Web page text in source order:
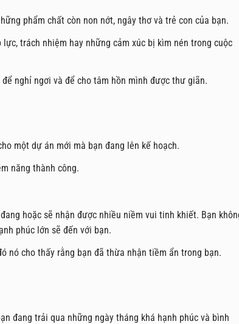
phẩm chất còn non nớt, ngây thơ và trẻ con của bạn.
trách nhiệm hay những cảm xúc bị kìm nén trong cuộc
nghỉ ngơi và để cho tâm hồn mình được thư giãn.
một dự án mới mà bạn đang lên kế hoạch.
năng thành công.
hoặc sẽ nhận được nhiều niềm vui tinh khiết. Bạn
phúc lớn sẽ đến với bạn.
nó cho thấy rằng bạn đã thừa nhận tiềm ẩn trong bạn.
đang trải qua những ngày tháng khá hạnh phúc và bình